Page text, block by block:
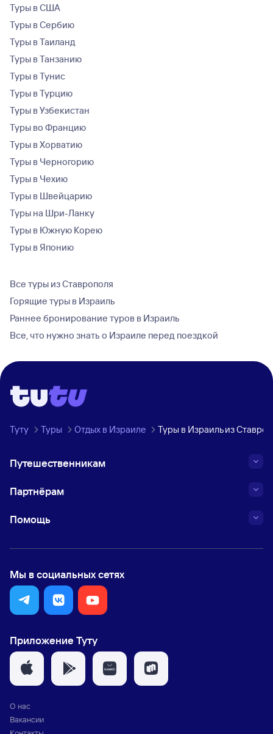
Туры в США
Туры в Сербию
Туры в Таиланд
Туры в Танзанию
Туры в Тунис
Туры в Турцию
Туры в Узбекистан
Туры во Францию
Туры в Хорватию
Туры в Черногорию
Туры в Чехию
Туры в Швейцарию
Туры на Шри-Ланку
Туры в Южную Корею
Туры в Японию
Все туры из Ставрополя
Горящие туры в Израиль
Раннее бронирование туров в Израиль
Все, что нужно знать о Израиле перед поездкой
Туту Туры Отдых в Израиле Туры в Израиль из
Путешественникам
Партнёрам
Помощь
Мы в социальных сетях
Приложение Туту
О нас
Вакансии